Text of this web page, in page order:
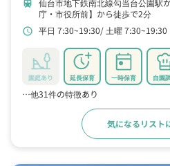
train 仙台市地下鉄南北線勾当台公園駅
庁・市役所前】から徒歩で2分
schedule 平日 7:30~19:30 土曜 7:30~19:30
園庭あり 延長保育 一時保育 自園
…他31件の特徴あり
気になるリスト